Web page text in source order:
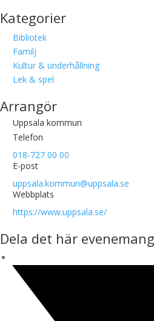
Kategorier
Bibliotek
Familj
Kultur & underhållning
Lek & spel
Arrangör
Uppsala kommun
Telefon
018-727 00 00
E-post
uppsala.kommun@uppsala.se
Webbplats
https://www.uppsala.se/
Dela det här